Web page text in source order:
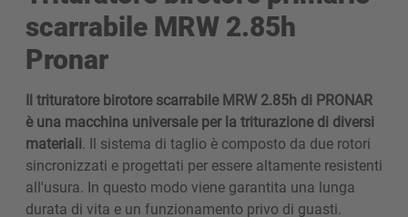
scarrabile MRW 2.85h
Pronar
Il trituratore birotore scarrabile MRW 2.85h di PRONAR
è una macchina universale per la triturazione di diversi
materiali. Il sistema di taglio è composto da due rotori
sincronizzati e progettati per essere altamente resistenti
all'usura. In questo modo viene garantita una lunga
durata di vita e un funzionamento privo di guasti.